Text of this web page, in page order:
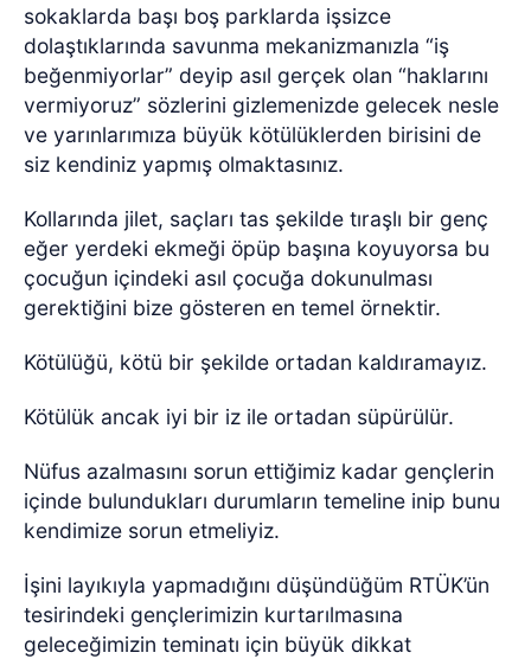
sokaklarda başı boş parklarda işsizce
dolaştıklarında savunma mekanizmanızla “iş
beğenmiyorlar” deyip asıl gerçek olan “haklarını
vermiyoruz” sözlerini gizlemenizde gelecek nesle
ve yarınlarımıza büyük kötülüklerden birisini de
siz kendiniz yapmış olmaktasınız.
Kollarında jilet, saçları tas şekilde tıraşlı bir genç
eğer yerdeki ekmeği öpüp başına koyuyorsa bu
çocuğun içindeki asıl çocuğa dokunulması
gerektiğini bize gösteren en temel örnektir.
Kötülüğü, kötü bir şekilde ortadan kaldıramayız.
Kötülük ancak iyi bir iz ile ortadan süpürülür.
Nüfus azalmasını sorun ettiğimiz kadar gençlerin
içinde bulundukları durumların temeline inip bunu
kendimize sorun etmeliyiz.
İşini layıkıyla yapmadığını düşündüğüm RTÜK’ün
tesirindeki gençlerimizin kurtarılmasına
geleceğimizin teminatı için büyük dikkat